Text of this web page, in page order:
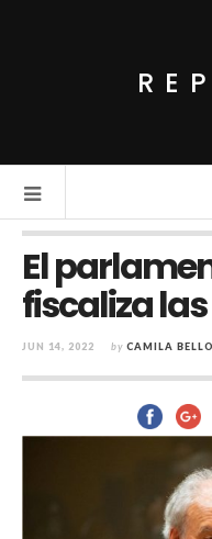
El
fiscaliza
JUN 14, 2022 by CAMILA BELLO